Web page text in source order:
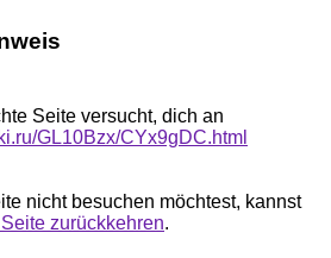
Seite versucht, dich an
GL10Bzx/CYx9gDC.html
nicht besuchen möchtest, kannst
zurückkehren.